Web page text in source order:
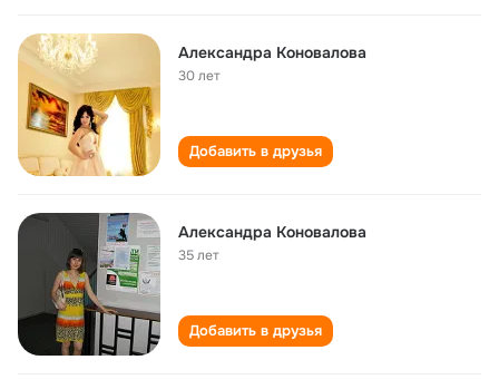
Александра Коновалова
30 лет
Добавить в друзья
Александра Коновалова
35 лет
Добавить в друзья